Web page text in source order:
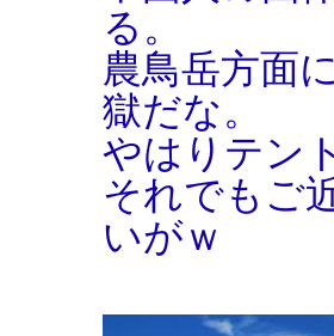
る。
農鳥岳方面
獄だな。
やはりテン
それでもご
いがｗ